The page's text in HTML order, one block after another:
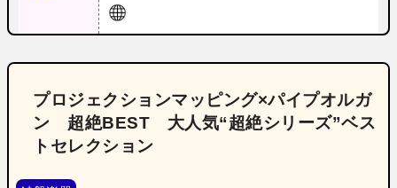
プロジェクションマッピング×パイプオルガ
ン 超絶BEST 大人気“超絶シリーズ”ベス
トセレクション